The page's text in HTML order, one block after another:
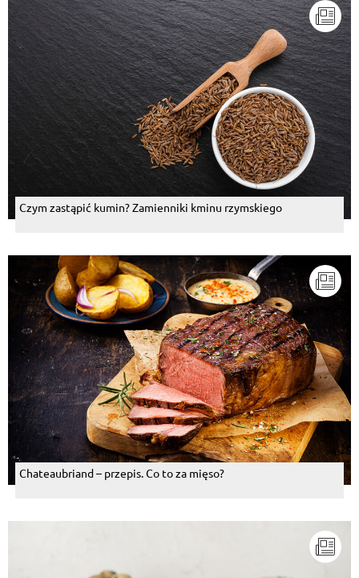
Czym zastąpić kumin? Zamienniki kminu rzymskiego
Chateaubriand – przepis. Co to za mięso?